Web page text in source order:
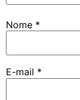
Nome *
E-mail *